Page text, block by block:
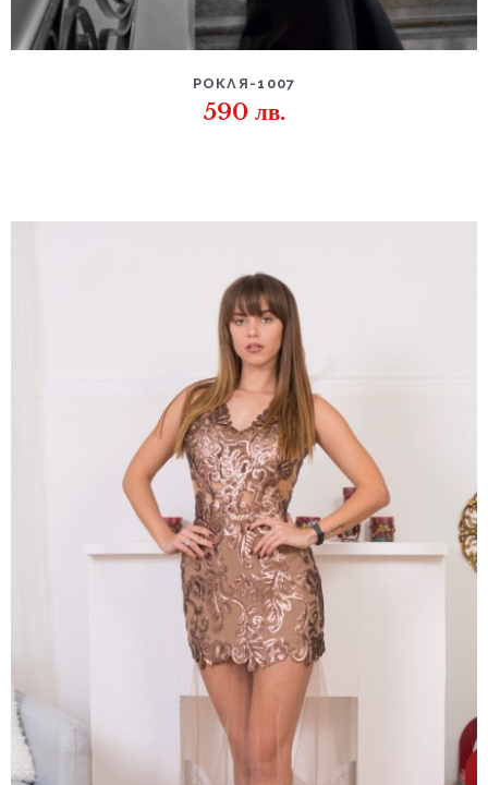
РОКЛЯ-1007
590 лв.